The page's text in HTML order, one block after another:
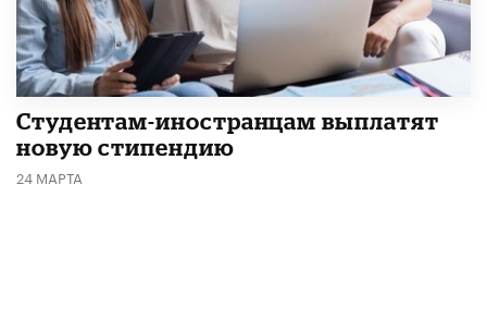
Студентам-иностранцам выплатят
новую стипендию
24 МАРТА